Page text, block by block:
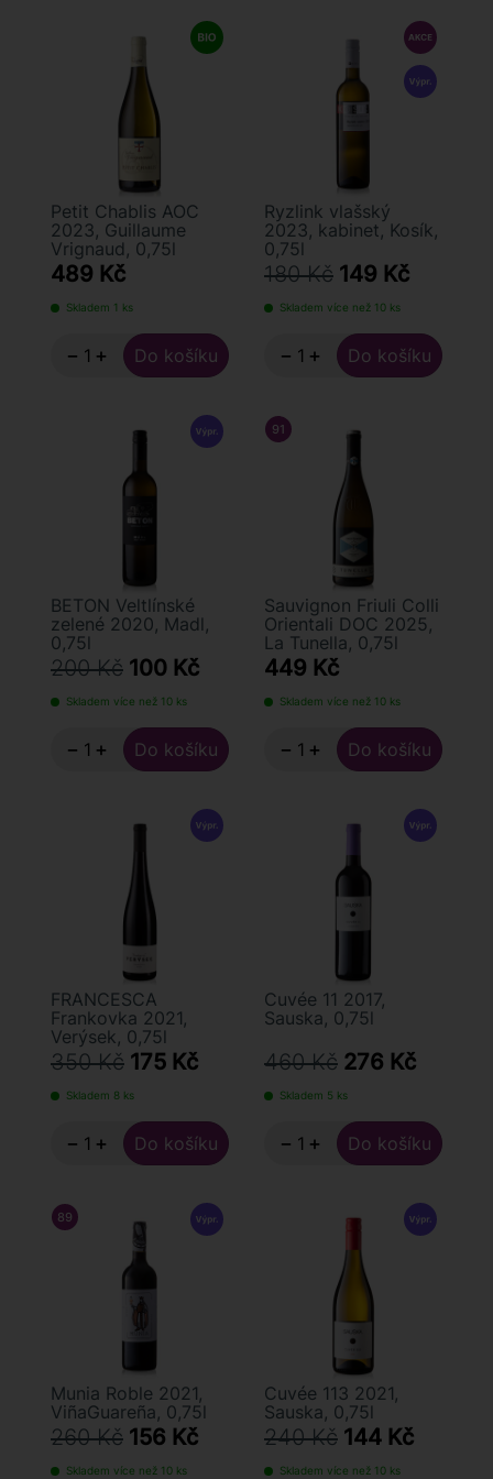
Petit Chablis AOC
2023, Guillaume
Vrignaud, 0,75l
489 Kč
Skladem 1 ks
− +
Ryzlink vlašský
2023, kabinet, Kosík,
0,75l
180 Kč 149 Kč
Skladem více než 10 ks
− +
BETON Veltlínské
zelené 2020, Madl,
0,75l
200 Kč 100 Kč
Skladem více než 10 ks
− +
91 JAMES SUCKLING
Sauvignon Friuli Colli
Orientali DOC 2025,
La Tunella, 0,75l
449 Kč
Skladem více než 10 ks
− +
FRANCESCA
Frankovka 2021,
Verýsek, 0,75l
350 Kč 175 Kč
Skladem 8 ks
− +
Cuvée 11 2017,
Sauska, 0,75l
460 Kč 276 Kč
Skladem 5 ks
− +
89 GUIA PENIN
Munia Roble 2021,
ViñaGuareña, 0,75l
260 Kč 156 Kč
Skladem více než 10 ks
Cuvée 113 2021,
Sauska, 0,75l
240 Kč 144 Kč
Skladem více než 10 ks